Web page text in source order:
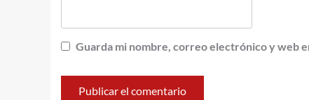
Guarda mi nombre, correo electrónico y web